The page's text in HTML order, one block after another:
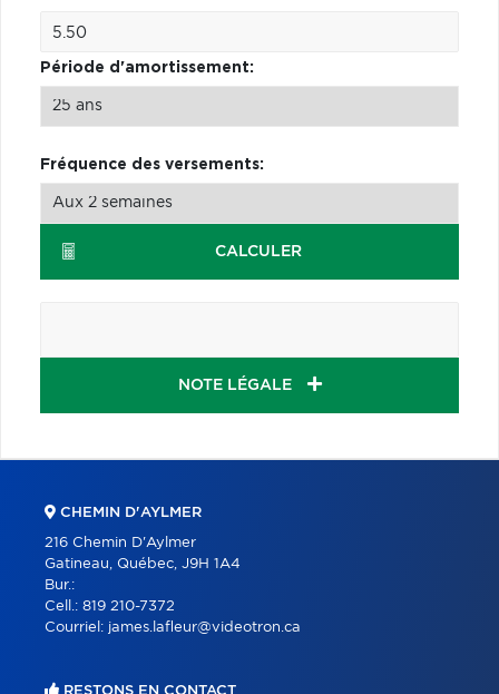
Période d'amortissement:
Fréquence des versements:
CALCULER
NOTE LÉGALE
CHEMIN D'AYLMER
216 Chemin D'Aylmer
Gatineau, Québec, J9H 1A4
Bur.:
Cell.: 819 210-7372
Courriel: james.lafleur@videotron.ca
RESTONS EN CONTACT